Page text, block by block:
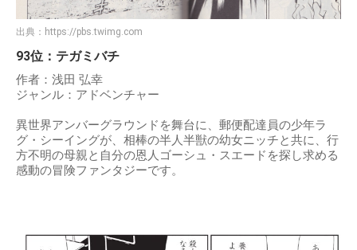
出典： https://pbs.twimg.com
93位：テガミバチ
作者：浅田 弘幸
ジャンル：アドベンチャー
異世界アンバーグラウンドを舞台に、郵便配達員の少年ラ
グ・シーイングが、相棒の半人半獣の幼女ニッチと共に、行
方不明の母親と自分の恩人ゴーシュ・スエードを探し求める
感動の冒険ファンタジーです。